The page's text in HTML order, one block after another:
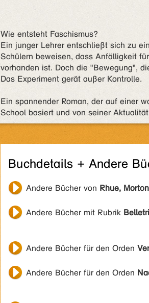
Wie entsteht Faschismus?
Ein junger Lehrer entschließt sich zu
Schülern beweisen, dass Anfälligkeit
vorhanden ist. Doch die "Bewegung",
Das Experiment gerät außer Kontrolle.
Ein spannender Roman, der auf einer
School basiert und von seiner
Buchdetails + Andere
Andere Bücher von Rhue, Morton
Andere Bücher mit Rubrik
Andere Bücher für den Orden
Andere Bücher für den Orden